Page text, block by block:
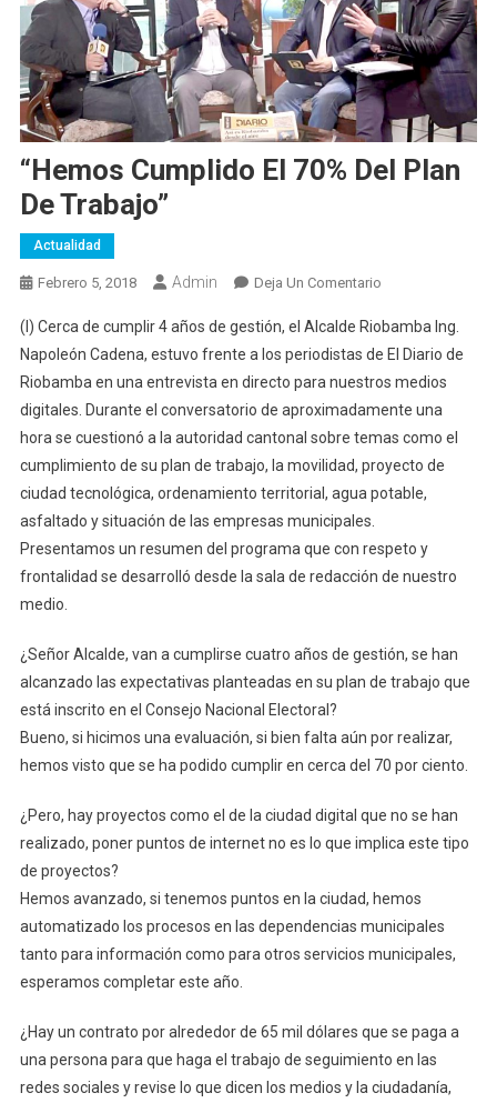
“Hemos Cumplido El 70% Del Plan
De Trabajo”
Actualidad
Febrero 5, 2018 Admin Deja Un ComentarioEn
Cumplido
El
70%
Del
Plan
De
Trabajo”
(I) Cerca de cumplir 4 años de gestión, el Alcalde Riobamba Ing.
Napoleón Cadena, estuvo frente a los periodistas de El Diario de
Riobamba en una entrevista en directo para nuestros medios
digitales. Durante el conversatorio de aproximadamente una
hora se cuestionó a la autoridad cantonal sobre temas como el
cumplimiento de su plan de trabajo, la movilidad, proyecto de
ciudad tecnológica, ordenamiento territorial, agua potable,
asfaltado y situación de las empresas municipales.
Presentamos un resumen del programa que con respeto y
frontalidad se desarrolló desde la sala de redacción de nuestro
medio.
¿Señor Alcalde, van a cumplirse cuatro años de gestión, se han
alcanzado las expectativas planteadas en su plan de trabajo que
está inscrito en el Consejo Nacional Electoral?
Bueno, si hicimos una evaluación, si bien falta aún por realizar,
hemos visto que se ha podido cumplir en cerca del 70 por ciento.
¿Pero, hay proyectos como el de la ciudad digital que no se han
realizado, poner puntos de internet no es lo que implica este tipo
de proyectos?
Hemos avanzado, si tenemos puntos en la ciudad, hemos
automatizado los procesos en las dependencias municipales
tanto para información como para otros servicios municipales,
esperamos completar este año.
¿Hay un contrato por alrededor de 65 mil dólares que se paga a
una persona para que haga el trabajo de seguimiento en las
redes sociales y revise lo que dicen los medios y la ciudadanía,